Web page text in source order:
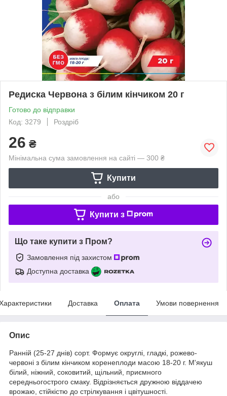
Редиска Червона з білим кінчиком 20 г
Готово до відправки
Код: 3279
Роздріб
26 ₴
Мінімальна сума замовлення на сайті — 300 ₴
Купити
або
Купити з
Що таке купити з Пром?
Замовлення під захистом
Доступна доставка
Доставка Оплата Умови повернення
Опис
Ранній (25-27 днів) сорт. Формує округлі, гладкі, рожево-
червоні з білим кінчиком коренеплоди масою 18-20 г. М'якуш
білий, ніжний, соковитий, щільний, приємного
середньогострого смаку. Відрізняється дружною віддачею
врожаю, стійкістю до стрілкування і цвітушності.